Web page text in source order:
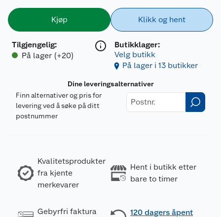
Kjøp
Tilgjengelig:
På lager (+20)
Klikk og hent
Butikklager:
Velg butikk
På lager i 13 butikker
Dine leveringsalternativer
Finn alternativer og pris for
levering ved å søke på ditt
postnummer
Kvalitetsprodukter
fra kjente
merkevarer
Hent i butikk etter
bare to timer
Gebyrfri faktura 120 dagers åpent